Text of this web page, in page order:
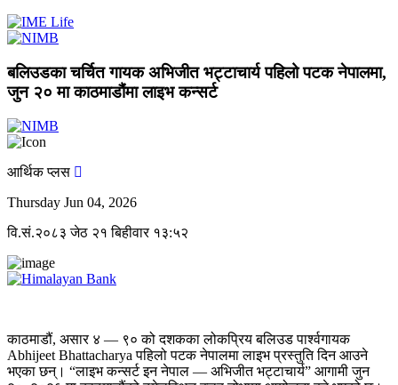
बलिउडका चर्चित गायक अभिजीत भट्टाचार्य पहिलो पटक नेपालमा,
जुन २० मा काठमाडौंमा लाइभ कन्सर्ट
आर्थिक प्लस
Thursday Jun 04, 2026
वि.सं.२०८३ जेठ २१ बिहीवार १३:५२
काठमाडौं, असार ४ — ९० को दशकका लोकप्रिय बलिउड पार्श्वगायक
Abhijeet Bhattacharya पहिलो पटक नेपालमा लाइभ प्रस्तुति दिन आउने
भएका छन्। “लाइभ कन्सर्ट इन नेपाल — अभिजीत भट्टाचार्य” आगामी जुन